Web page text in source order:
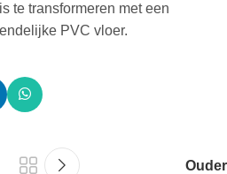
te transformeren met een
PVC vloer.
Ouder